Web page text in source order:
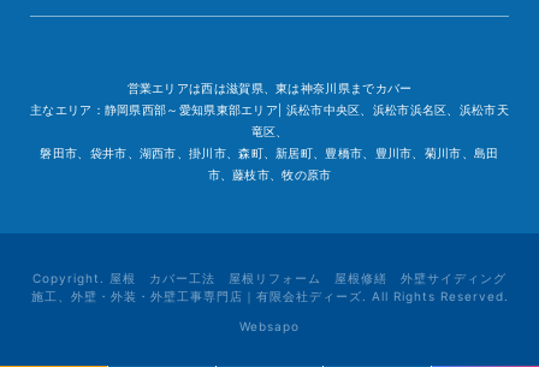
営業エリアは西は滋賀県、東は神奈川県までカバー
主なエリア：静岡県西部～愛知県東部エリア| 浜松市中央区、浜松市浜名区、浜松市天
竜区、
磐田市、袋井市、湖西市、掛川市、森町、新居町、豊橋市、豊川市、菊川市、島田
市、藤枝市、牧の原市
Copyright. 屋根 カバー工法 屋根リフォーム 屋根修繕 外壁サイディング
施工、外壁・外装・外壁工事専門店｜有限会社ディーズ. All Rights Reserved.
Websapo